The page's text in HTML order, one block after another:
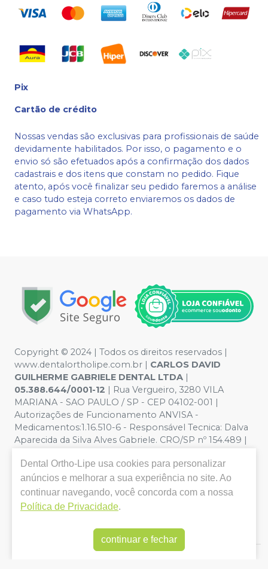
Pix
Cartão de crédito
Nossas vendas são exclusivas para profissionais de saúde
devidamente habilitados. Por isso, o pagamento e o
envio só são efetuados após a confirmação dos dados
cadastrais e dos itens que constam no pedido. Fique
atento, após você finalizar seu pedido faremos a análise
e caso tudo esteja correto enviaremos os dados de
pagamento via WhatsApp.
Copyright © 2024 | Todos os direitos reservados |
www.dentalortholipe.com.br | CARLOS DAVID
GUILHERME GABRIELE DENTAL LTDA |
05.388.644/0001-12 | Rua Vergueiro, 3280 VILA
MARIANA - SAO PAULO / SP - CEP 04102-001 |
Autorizações de Funcionamento ANVISA -
Medicamentos:1.16.510-6 - Responsável Tecnica: Dalva
Aparecida da Silva Alves Gabriele. CRO/SP nº 154.489 |
ilustrativas - Os preços e condições da loja virtual estão
sujeitos a alterações. Em caso de divergência de preços
no site, o valor válido é o do Carrinho de Compra. Não
vendemos por atacado, por isso nos reservamos o
Dental Ortho-Lipe usa cookies para personalizar
anúncios e melhorar a sua experiência no site. Ao
continuar navegando, você concorda com a nossa
Política de Privacidade.
continuar e fechar